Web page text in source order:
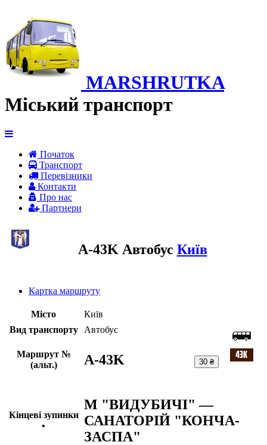
MARSHRUTKA
Міський транспорт
Початок
Транспорт
Перевiзники
Контакти
Про нас
Партнери
A-43K Автобус Київ
Картка маршруту
Місто
Київ
Вид транспорту
Автобус
Маршрут №
(альт.)
A-43K 30 ₴
Кінцеві зупинки
•
М "ВИДУБИЧІ" —
САНАТОРІЙ "КОНЧА-
ЗАСПА"